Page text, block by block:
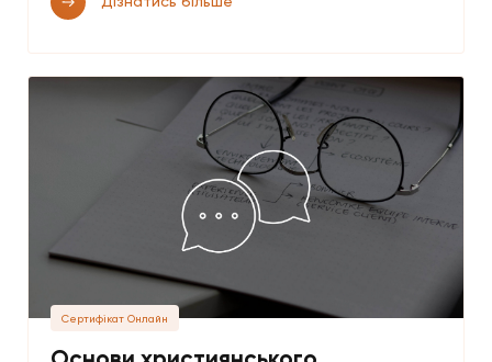
Сертифікат Онлайн